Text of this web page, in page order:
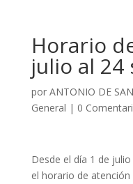
Horario
julio al
por ANTONIO DE
General | 0
Desde el día 1 de
el horario de